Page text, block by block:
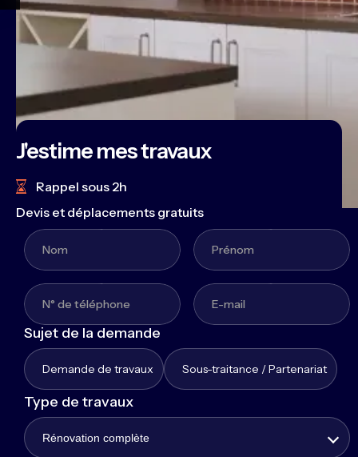
J'estime mes travaux
Rappel sous 2h
Devis et déplacements gratuits
Sujet de la demande
Demande de travaux Sous-traitance / Partenariat
Type de travaux
Rénovation complète